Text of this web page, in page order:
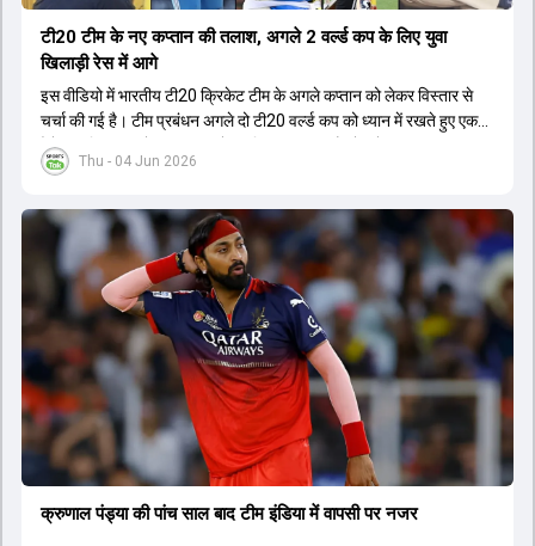
Thu - 04 Jun 2026
टी20 टीम के नए कप्तान की तलाश, अगले 2 वर्ल्ड कप के लिए युवा
खिलाड़ी रेस में आगे
इस वीडियो में भारतीय टी20 क्रिकेट टीम के अगले कप्तान को लेकर विस्तार से
चर्चा की गई है। टीम प्रबंधन अगले दो टी20 वर्ल्ड कप को ध्यान में रखते हुए एक
ऐसे युवा खिलाड़ी को कप्तान बनाने पर विचार कर रहा है जो लंबे समय तक टीम का
नेतृत्व कर सके। चर्चा में बताया गया है कि टी20 टीम को टेस्ट और वनडे टीम से
घरेलू क्रिकेट में कप्तानी का अनुभव है, जबकि कुछ ऐसे भी हैं जिनके पास अनुभव
नहीं है लेकिन उम्र उनके पक्ष में है। दूसरी ओर, कई दिग्गज और अनुभवी खिलाड़ी
इस कप्तानी की दौड़ से बाहर बताए जा रहे हैं। विकेटकीपर की भूमिका को लेकर भी
स्पष्टता दी गई है कि टी20 में ओपनिंग करने वाले विकेटकीपर को ही प्राथमिकता दी
जाएगी। टीम का मुख्य लक्ष्य एक ऐसा कप्तान चुनना है जो अगले चार से आठ साल
तक टीम की कमान संभाल सके।
क्रुणाल पंड्या की पांच साल बाद टीम इंडिया में वापसी पर नजर